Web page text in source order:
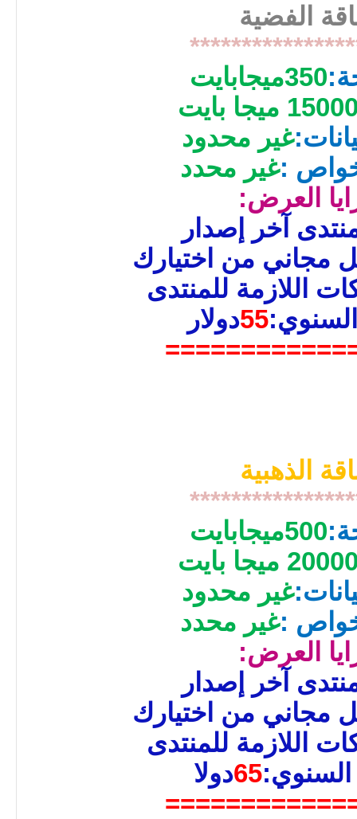
الفضية
350ميجابايت
ميجا بايت
غير محدود
:غير محدد
العرض:
آخر إصدار
مجاني من اختيارك
اللازمة للمنتدى
55دولار
الذهبية
500ميجابايت
ميجا بايت
غير محدود
:غير محدد
العرض:
آخر إصدار
مجاني من اختيارك
اللازمة للمنتدى
السنوي:65دولا